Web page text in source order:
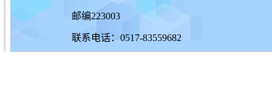
邮编223003
联系电话：0517-83559682